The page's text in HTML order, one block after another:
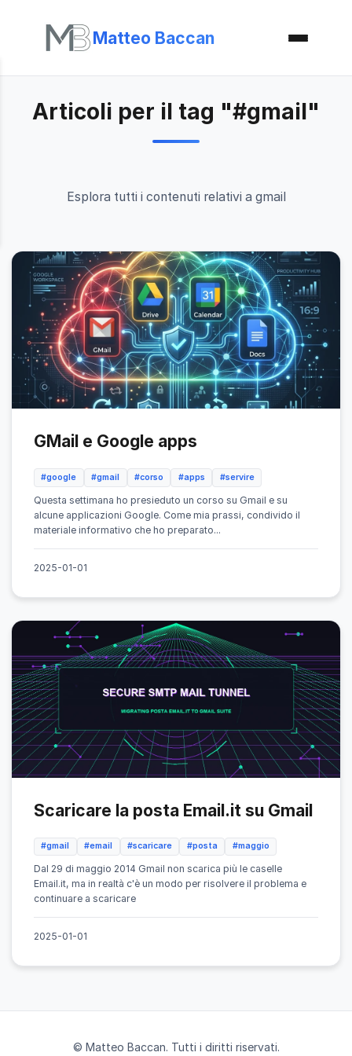
Matteo Baccan
Articoli per il tag "#gmail"
Esplora tutti i contenuti relativi a gmail
GMail e Google apps
#google #gmail #corso #apps #servire
Questa settimana ho presieduto un corso su Gmail e su
alcune applicazioni Google. Come mia prassi, condivido il
materiale informativo che ho preparato...
2025-01-01
Scaricare la posta Email.it su Gmail
#gmail #email #scaricare #posta #maggio
Dal 29 di maggio 2014 Gmail non scarica più le caselle
Email.it, ma in realtà c'è un modo per risolvere il problema e
continuare a scaricare
2025-01-01
© Matteo Baccan. Tutti i diritti riservati.